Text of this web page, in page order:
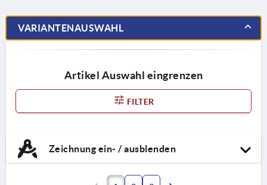
VARIANTENAUSWAHL
Artikel Auswahl eingrenzen
FILTER
Zeichnung ein- / ausblenden